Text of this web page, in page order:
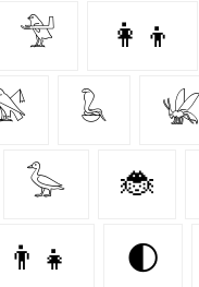
𓅴 👩‍👦
𓆘 𓆤
𓅭 🐞
👨‍👧 🌓